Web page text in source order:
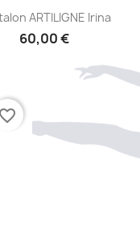
Aperçu rapide
ARTILIGNE Irina
60,00 €
favorite_border